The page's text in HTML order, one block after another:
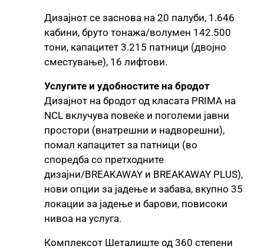
Дизајнот се заснова на 20 палуби, 1.646
кабини, бруто тонажа/волумен 142.500
тони, капацитет 3.215 патници (двојно
сместување), 16 лифтови.
Услугите и удобностите на бродот
Дизајнот на бродот од класата PRIMA на
NCL вклучува повеќе и поголеми јавни
простори (внатрешни и надворешни),
помал капацитет за патници (во
споредба со претходните
дизајни/BREAKAWAY и BREAKAWAY PLUS),
нови опции за јадење и забава, вкупно 35
локации за јадење и барови, повисоки
нивоа на услуга.
Комплексот Шеталиште од 360 степени